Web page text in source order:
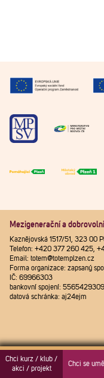
Chci kurz / klub /
akci / projekt
Chci se
Mezigenerační a
Kaznějovská 1517/51, 323 00
Telefon: +420 377 260 425,
Email: totem@totemplzen.cz
Forma organizace: zapsaný
IČ: 69966303
bankovní spojení:
datová schránka: aj24ejm